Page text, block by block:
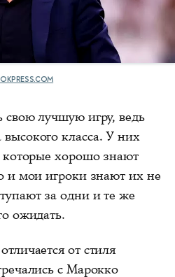
лучшую игру, ведь
класса. У них
которые хорошо знают
и мои игроки знают их не
за одни и те же
ожидать.
от стиля
с Марокко